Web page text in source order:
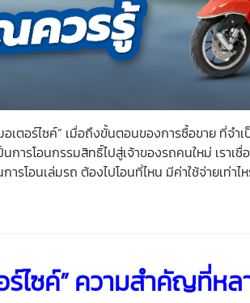
ตอร์ไซค์” เมื่อถึงขั้นตอนของการซื้อขาย ที่จำ
ารโอนกรรมสิทธิ์ไปสู่เจ้าของรถคนใหม่ เราเชื่
โอนเล่มรถ ต้องไปโอนที่ไหน มีค่าใช้จ่ายเท่าไ
ไซค์”ความสำคัญที่หล